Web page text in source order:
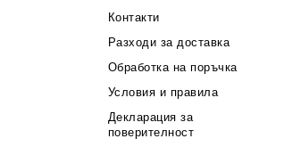
Контакти
Разходи за доставка
Обработка на поръчка
Условия и правила
Декларация за
поверителност